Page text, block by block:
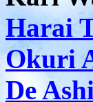
Harai
Okuri
De